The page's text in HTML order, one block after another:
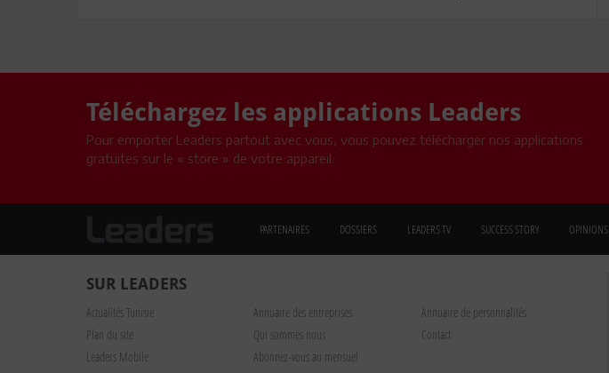
Téléchargez les applications Leaders
Pour emporter Leaders partout avec vous, vous pouvez télécharger nos applications
gratuites sur le « store » de votre appareil.
PARTENAIRES DOSSIERS LEADERS TV SUCCESS STORY OPINIONS
SUR LEADERS
Actualités Tunisie Annuaire des entreprises
Annuaire de personnalités
Plan du site
Qui sommes nous
Contact
Leaders Mobile
Abonnez-vous au mensuel